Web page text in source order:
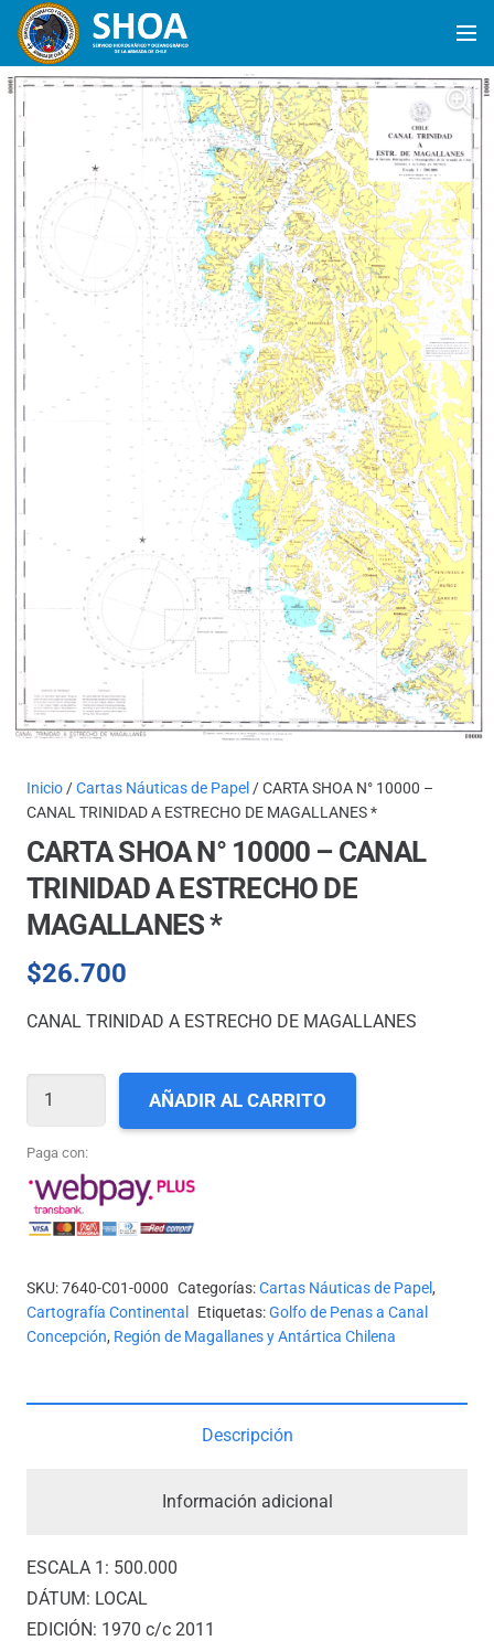
Inicio /Cartas Náuticas de Papel / CARTA SHOA N° 10000 –
CANAL TRINIDAD A ESTRECHO DE MAGALLANES *
CARTA SHOA N° 10000 – CANAL
TRINIDAD A ESTRECHO DE
MAGALLANES *
$26.700
CANAL TRINIDAD A ESTRECHO DE MAGALLANES
CARTA
N°
10000
CANAL
A
ESTRECHO
AÑADIR AL CARRITO
Paga con:
SKU:7640-C01-0000 Categorías:Cartas Náuticas de Papel,
Cartografía Continental
Etiquetas:Golfo de Penas a Canal
Concepción, Región de Magallanes y Antártica Chilena
Descripción
Información adicional
ESCALA 1: 500.000
DÁTUM: LOCAL
EDICIÓN: 1970 c/c 2011